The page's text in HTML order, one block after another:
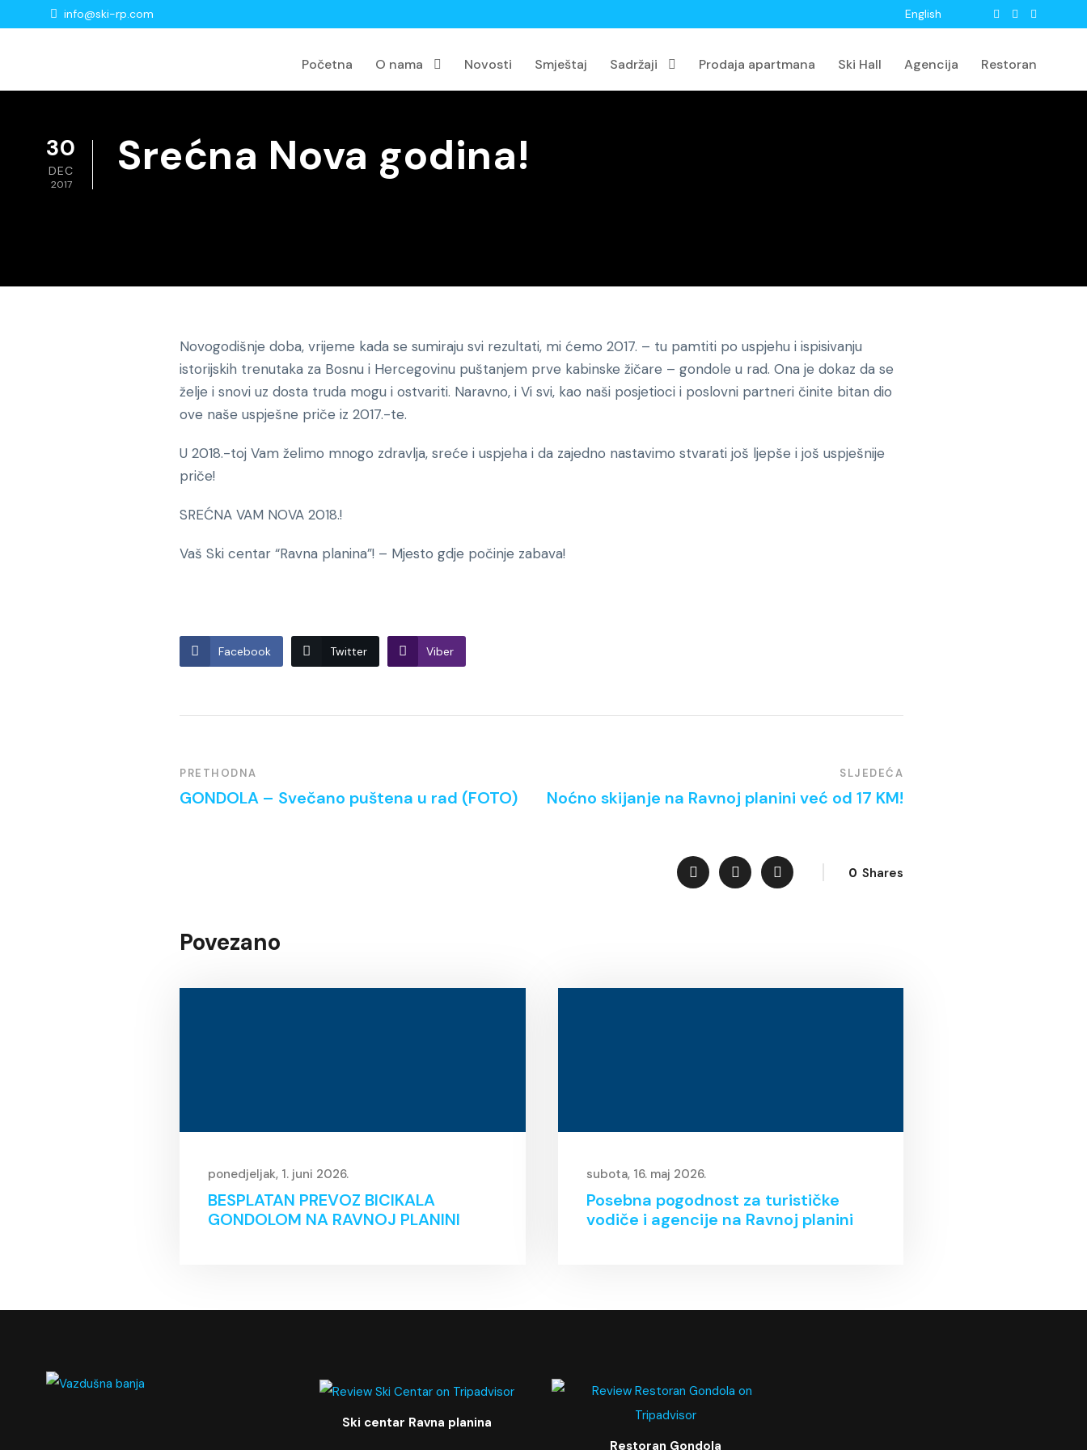
info@ski-rp.com English
Početna O nama Novosti Smještaj Sadržaji Prodaja apartmana Ski Hall Agencija Restoran
30
DEC
2017
Srećna Nova godina!
Novogodišnje doba, vrijeme kada se sumiraju svi rezultati, mi ćemo 2017. – tu pamtiti po uspjehu i ispisivanju
istorijskih trenutaka za Bosnu i Hercegovinu puštanjem prve kabinske žičare – gondole u rad. Ona je dokaz da se
želje i snovi uz dosta truda mogu i ostvariti. Naravno, i Vi svi, kao naši posjetioci i poslovni partneri činite bitan dio
ove naše uspješne priče iz 2017.-te.
U 2018.-toj Vam želimo mnogo zdravlja, sreće i uspjeha i da zajedno nastavimo stvarati još ljepše i još uspješnije
priče!
SREĆNA VAM NOVA 2018.!
Vaš Ski centar “Ravna planina”! – Mjesto gdje počinje zabava!
Facebook Twitter Viber
PRETHODNA
GONDOLA – Svečano puštena u rad (FOTO)
SLJEDEĆA
Noćno skijanje na Ravnoj planini već od 17 KM!
0 Shares
Povezano
ponedjeljak, 1. juni 2026.
BESPLATAN PREVOZ BICIKALA
GONDOLOM NA RAVNOJ PLANINI
subota, 16. maj 2026.
Posebna pogodnost za turističke
vodiče i agencije na Ravnoj planini
Ski centar Ravna planina
Restoran Gondola